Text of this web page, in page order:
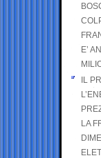
E’
IL
LA